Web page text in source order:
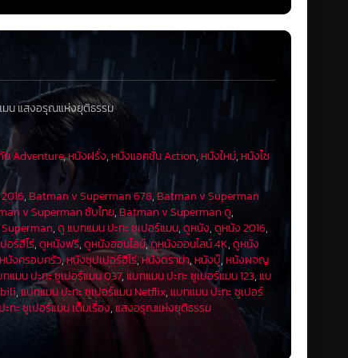
ทำให้ทุกคนเสียชีวิต ซูเปอร์แมนซึ่งเสียใจที่ยับยั้งเหตุการณ์นี้ไม่
กซ์เพื่อขโมยคริปโตไนต์ จากนั้นได้สร้างชุดเกราะ ปืนยิงระเบิด
ปในยานคริปโตไนต์และได้พบข้อมูลหลายอย่าง
ดเผยว่าตนต้องการยุยงให้ซูเปอร์แมนและแบทแมนสู้กัน ลูเธอ
ซูเปอร์แมนพยายามอธิบายให้แบทแมนฟังแต่ไม่สำเร็จ ทั้งคู่สู้
ปอร์แมนบอกแบทแมนให้ “ปกป้องมาร์ธา” ซึ่งมีชื่อเดียวกับแม่
งคู่ฟัง แบทแมนจึงแยกไปช่วยมาร์ธา ส่วนซูเปอร์แมนไปพบลู
ดย์ สัตว์ประหลาดที่ตัดต่อพันธุกรรมจากดีเอ็นเอของซ็อดและ
นเดอร์วูแมน” ร่วมกันต่อสู้กับดูมส์เดย์แต่สู้ไม่ได้ เมื่อพบว่าดูมส์
ไนต์แทงดูมส์เดย์จนตาย แต่ซูเปอร์แมนที่อ่อนแรงจากคริปโต
ย้ยหยันว่าเมื่อซูเปอร์แมนตายไป โลกก็อ่อนแอเกินกว่าจะต่อ
บางสิ่งที่ใหญ่กว่านี้มาที่โลก มีการจัดงานรำลึกถึงซูเปอร์แมน
น, มาร์ธาและพรินซ์มาร่วมงานศพของเขา มาร์ธามอบซองที่
ซ์หลังงานศพว่าเขาตั้งใจจะสร้างทีมยอดมนุษย์เพื่อทำหน้าที่
กสารของลูเธอร์ เมื่อทั้งหมดกลับไป เศษดินรอบ ๆ โลงศพ
มน แสงอรุณแห่งยุติธรรม
Adventure,หนังฝรั่ง, หนังแอคชั่น Action, หนังใหม่, หนังไซ
, Batman v Superman 678, Batman v Superman
v Superman ซับไทย, Batman v Superman ดู,
,ดู แบทแมน ปะทะ ซูเปอร์แมน,ดูหนัง,ดูหนัง 2016,
อร์ฮีโร่,ดูหนังฟรี,ดูหนังออนไลน์,ดูหนังออนไลน์ 4K,ดูหนัง
หนังครอบครัว,หนังซุปเปอร์ฮีโร่,หนังดราม่า,หนังบู๊, หนังผจญ
แมน ปะทะ ซูเปอร์แมน 037, แบทแมน ปะทะ ซูเปอร์แมน 123, แบ
,แบทแมน ปะทะ ซูเปอร์แมน Netflix, แบทแมน ปะทะ ซูเปอร์
ทะ ซูเปอร์แมน เต็มเรื่อง,แสงอรุณแห่งยุติธรรม